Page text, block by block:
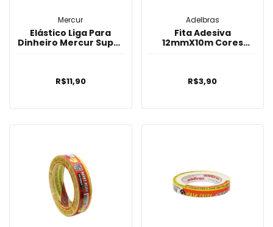
Mercur
Elástico Liga Para
Dinheiro Mercur Super
R$11,90
Adelbras
Fita Adesiva
12mmX10m Cores
R$3,90